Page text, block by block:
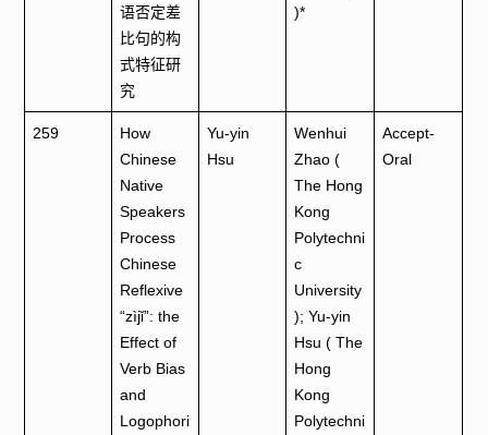
语否定差
比句的构
式特征研
究
)*
259
How
Chinese
Native
Speakers
Process
Chinese
Reflexive
“zìjǐ”: the
Effect of
Verb Bias
and
Logophori
Yu-yin
Hsu
Wenhui
Zhao (
The Hong
Kong
Polytechni
c
University
); Yu-yin
Hsu ( The
Hong
Kong
Polytechni
Accept-
Oral